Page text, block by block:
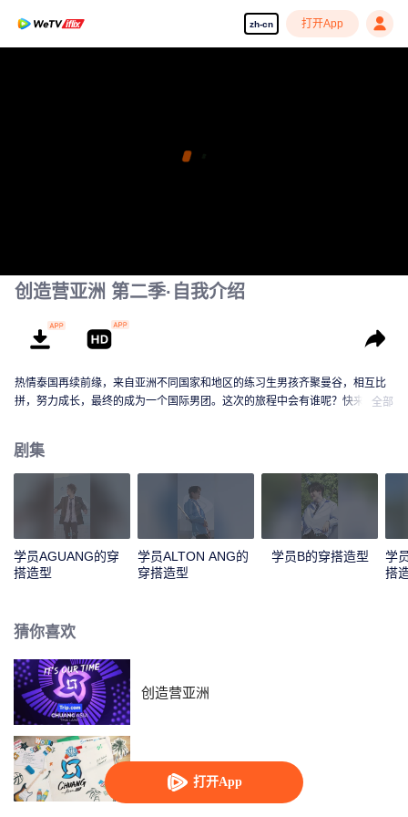
zh-cn 打开App
打开App
创造营亚洲 第二季·自我介绍
热情泰国再续前缘，来自亚洲不同国家和地区的练习生男孩齐聚曼谷，相互比
拼，努力成长，最终的成为一个国际男团。这次的旅程中会有谁呢？快来认识
全部
剧集
学员AGUANG的穿
搭造型
学员ALTON ANG的
穿搭造型
学员B的穿搭造型
学
搭
猜你喜欢
创造营亚洲